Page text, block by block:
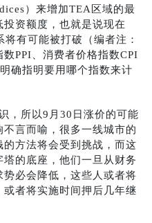
）来增加TEA区域的最
资额度，也就是说现在
有可能被打破（编者注：
PPI、消费者价格指数CPI
确指明要用哪个指数来计
，所以9月30日涨价的可能
言而喻，很多一线城市的
方法将会受到挑战，而这
的底座，他们一旦从财务
势必会降低，这些人或者将
者将实施时间押后几年继